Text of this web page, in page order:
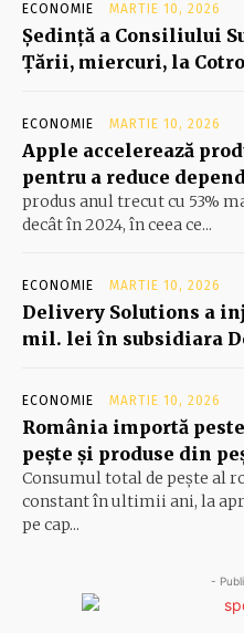
ECONOMIE MARTIE 10, 2026
Şedinţă a Consiliului
Ţării, miercuri, la
ECONOMIE MARTIE 10, 2026
Apple accelerează
pentru a reduce
produs anul trecut cu 53%
decât în 2024, în ceea ce...
ECONOMIE MARTIE 10, 2026
Delivery Solutions a
mil. lei în subsidiara
ECONOMIE MARTIE 10, 2026
România importă
peşte şi produse din
Consumul total de peşte al
constant în ul­timii ani, la
pe cap...
-